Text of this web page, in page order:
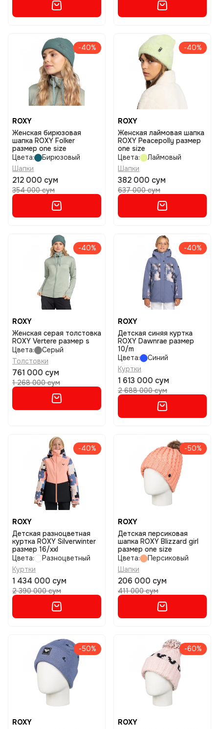
-40%
ROXY
Женская бирюзовая
шапка ROXY Folker
размер one size
Цвета:
Бирюзовый
Шапки
212 000 сум
354 000 сум
-40%
ROXY
Женская лаймовая шапка
ROXY Peacepolly размер
one size
Цвета:
Лаймовый
Шапки
382 000 сум
637 000 сум
-40%
ROXY
Женская серая толстовка
ROXY Vertere размер s
Цвета:
Серый
Толстовки
761 000 сум
1 268 000 сум
-40%
ROXY
Детская синяя куртка
ROXY Dawnrae размер
10/m
Цвета:
Синий
Куртки
1 613 000 сум
2 688 000 сум
-40%
ROXY
Детская разноцветная
куртка ROXY Silverwinter
размер 16/xxl
Цвета:
Разноцветный
Куртки
1 434 000 сум
2 390 000 сум
-50%
ROXY
Детская персиковая
шапка ROXY Blizzard girl
размер one size
Цвета:
Персиковый
Шапки
206 000 сум
411 000 сум
-50%
ROXY
-60%
ROXY